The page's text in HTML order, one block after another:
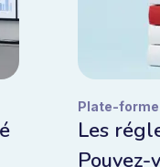
Plate-forme
Les